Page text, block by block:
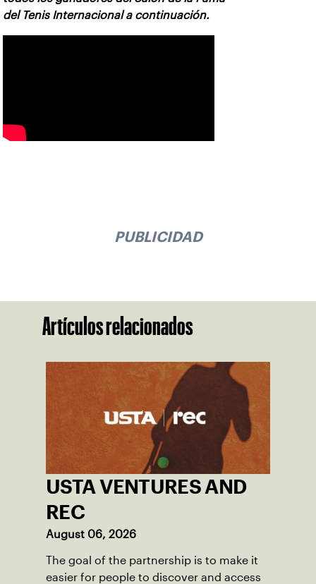
del Tenis Internacional a continuación.
PUBLICIDAD
Artículos relacionados
USTA VENTURES AND
REC
August 06, 2026
The goal of the partnership is to make it
easier for people to discover and access